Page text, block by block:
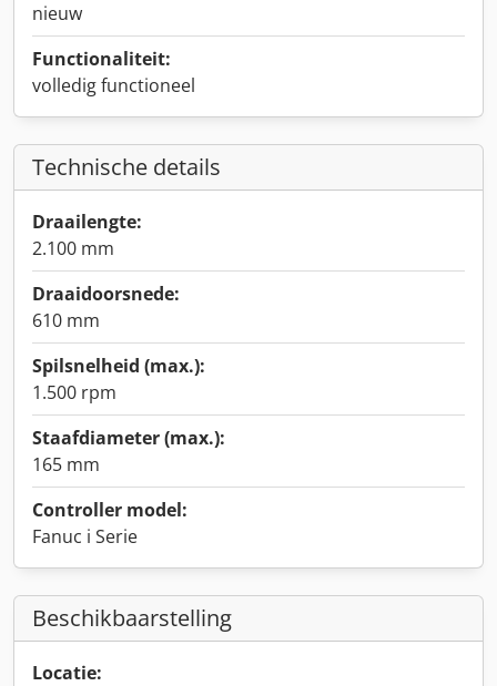
nieuw
Functionaliteit:
volledig functioneel
Technische details
Draailengte:
2.100 mm
Draaidoorsnede:
610 mm
Spilsnelheid (max.):
1.500 rpm
Staafdiameter (max.):
165 mm
Controller model:
Fanuc i Serie
Beschikbaarstelling
Locatie: